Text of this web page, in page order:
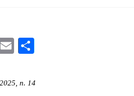
Email
n. 14